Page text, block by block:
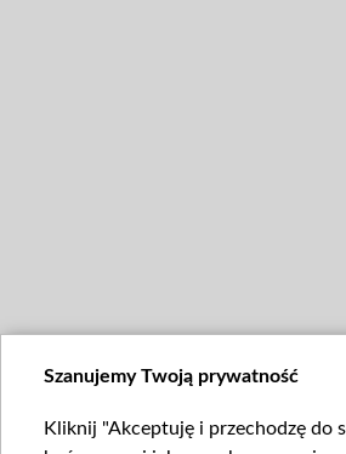
Szanujemy Twoją prywatność
Kliknij "Akceptuję i przechodzę do